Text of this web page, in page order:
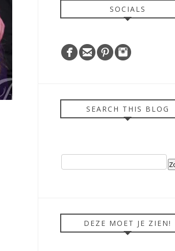
SOCIALS
SEARCH THIS BLOG
DEZE MOET JE ZIEN!